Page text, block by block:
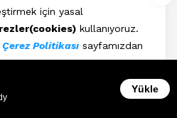
için yasal
kullanıyoruz.
Politikası sayfamızdan
Kabul EtYükle